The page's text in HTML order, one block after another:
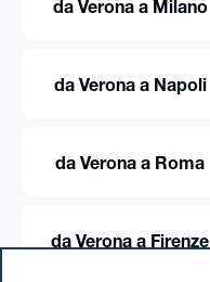
da Verona a Milano
da Verona a Napoli
da Verona a Roma
da Verona a Firenze